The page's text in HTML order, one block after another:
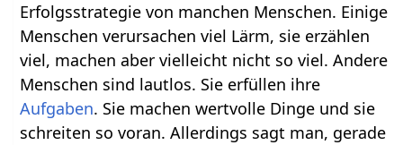
Erfolgsstrategie von manchen Menschen. Einige
Menschen verursachen viel Lärm, sie erzählen
viel, machen aber vielleicht nicht so viel. Andere
Menschen sind lautlos. Sie erfüllen ihre
Aufgaben. Sie machen wertvolle Dinge und sie
schreiten so voran. Allerdings sagt man, gerade